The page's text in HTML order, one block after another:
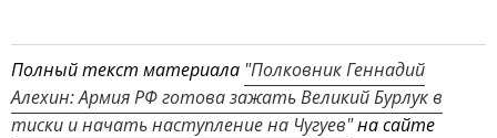
Полный текст материала "Полковник Геннадий
Алехин: Армия РФ готова зажать Великий Бурлук в
тиски и начать наступление на Чугуев"на сайте